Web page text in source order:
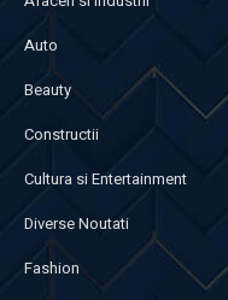
Auto
Beauty
Constructii
Cultura si Entertainment
Diverse Noutati
Fashion